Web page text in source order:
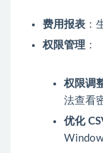
费用报表 ：
权限管理 ：
权限调
法查看
优化